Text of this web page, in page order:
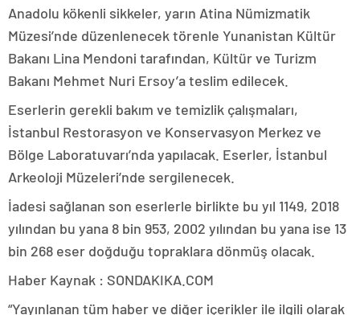
Anadolu kökenli sikkeler, yarın Atina Nümizmatik
Müzesi’nde düzenlenecek törenle Yunanistan Kültür
Bakanı Lina Mendoni tarafından, Kültür ve Turizm
Bakanı Mehmet Nuri Ersoy’a teslim edilecek.
Eserlerin gerekli bakım ve temizlik çalışmaları,
İstanbul Restorasyon ve Konservasyon Merkez ve
Bölge Laboratuvarı’nda yapılacak. Eserler, İstanbul
Arkeoloji Müzeleri’nde sergilenecek.
İadesi sağlanan son eserlerle birlikte bu yıl 1149, 2018
yılından bu yana 8 bin 953, 2002 yılından bu yana ise 13
bin 268 eser doğduğu topraklara dönmüş olacak.
Haber Kaynak : SONDAKIKA.COM
“Yayınlanan tüm haber ve diğer içerikler ile ilgili olarak